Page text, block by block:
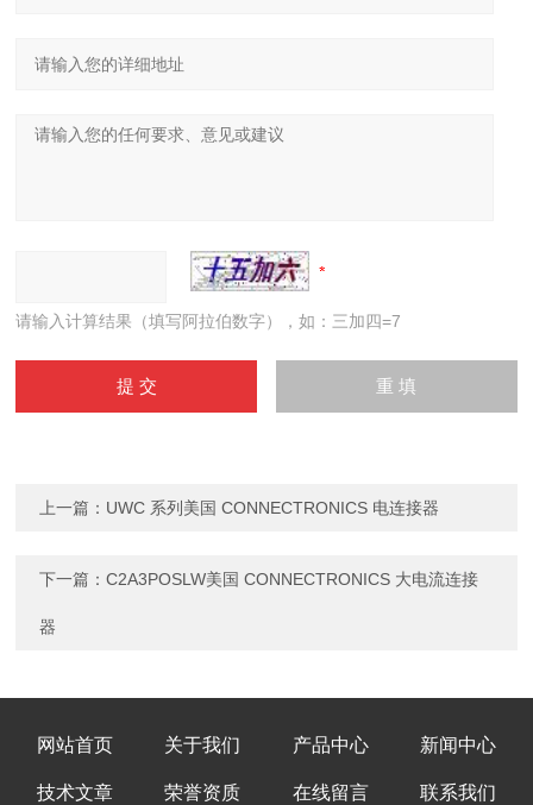
请输入计算结果（填写阿拉伯数字），如：三加四=7
上一篇： UWC 系列美国 CONNECTRONICS 电连接器
下一篇：C2A3POSLW美国 CONNECTRONICS 大电流连接
器
网站首页 关于我们 产品中心 新闻中心
技术文章 荣誉资质 在线留言 联系我们